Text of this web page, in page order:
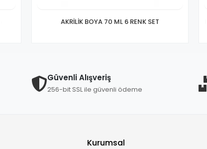
AKRİLİK BOYA 70 ML 6 RENK SET
Güvenli Alışveriş
256-bit SSL ile güvenli ödeme
Kurumsal